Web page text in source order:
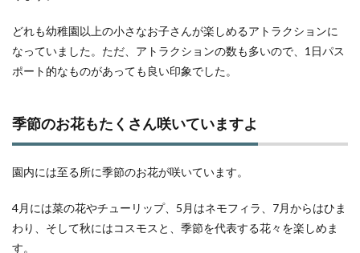
どれも幼稚園以上の小さなお子さんが楽しめるアトラクションに
なっていました。ただ、アトラクションの数も多いので、1日パス
ポート的なものがあっても良い印象でした。
季節のお花もたくさん咲いていますよ
園内には至る所に季節のお花が咲いています。
4月には菜の花やチューリップ、5月はネモフィラ、7月からはひま
わり、そして秋にはコスモスと、季節を代表する花々を楽しめま
す。